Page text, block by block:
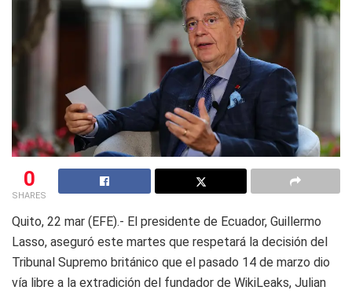
0
SHARES
Quito, 22 mar (EFE).- El presidente de Ecuador, Guillermo
Lasso, aseguró este martes que respetará la decisión del
Tribunal Supremo británico que el pasado 14 de marzo dio
vía libre a la extradición del fundador de WikiLeaks, Julian